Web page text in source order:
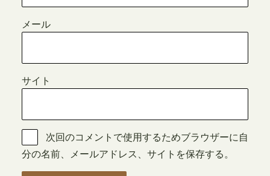
メール
サイト
次回のコメントで使用するためブラウザーに自
分の名前、メールアドレス、サイトを保存する。